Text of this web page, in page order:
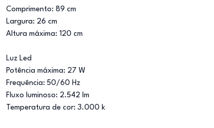
Comprimento: 89 cm
Largura: 26 cm
Altura máxima: 120 cm
Luz Led
Potência máxima: 27 W
Frequência: 50/60 Hz
Fluxo luminoso: 2.542 lm
Temperatura de cor: 3.000 k